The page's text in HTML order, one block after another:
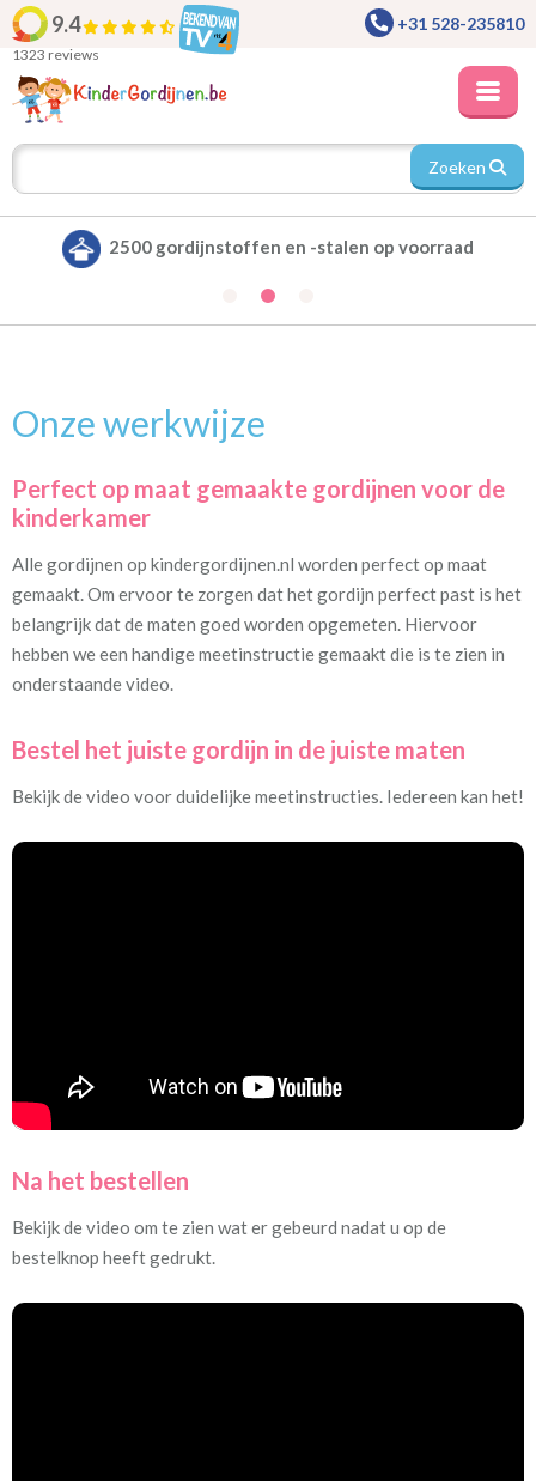
9.4
1323 reviews
+31 528-235810
Zoeken
2500 gordijnstoffen en -stalen op voorraad
Onze werkwijze
Perfect op maat gemaakte gordijnen voor de
kinderkamer
Alle gordijnen op kindergordijnen.nl worden perfect op maat
gemaakt. Om ervoor te zorgen dat het gordijn perfect past is het
belangrijk dat de maten goed worden opgemeten. Hiervoor
hebben we een handige meetinstructie gemaakt die is te zien in
onderstaande video.
Bestel het juiste gordijn in de juiste maten
Bekijk de video voor duidelijke meetinstructies. Iedereen kan het!
Na het bestellen
Bekijk de video om te zien wat er gebeurd nadat u op de
bestelknop heeft gedrukt.